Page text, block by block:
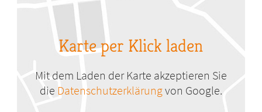
Karte per Klick laden
Mit dem Laden der Karte akzeptieren Sie
die Datenschutzerklärungvon Google.